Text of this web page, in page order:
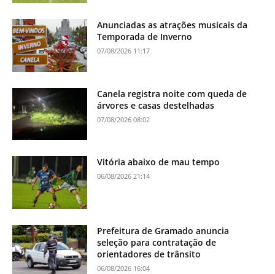
Anunciadas as atrações musicais da
Temporada de Inverno
07/08/2026 11:17
Canela registra noite com queda de
árvores e casas destelhadas
07/08/2026 08:02
Vitória abaixo de mau tempo
06/08/2026 21:14
Prefeitura de Gramado anuncia
seleção para contratação de
orientadores de trânsito
06/08/2026 16:04